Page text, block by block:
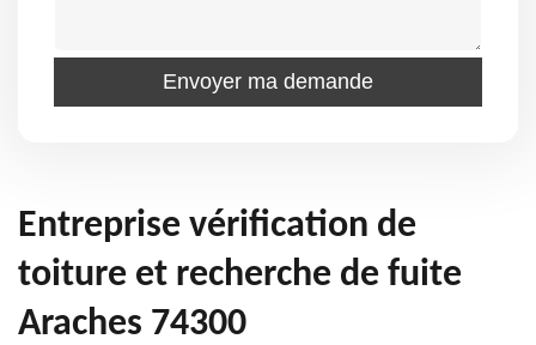
Entreprise vérification de
toiture et recherche de fuite
Araches 74300